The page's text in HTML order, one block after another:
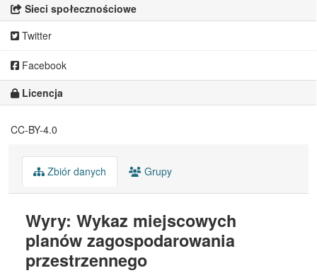
Sieci społecznościowe
Twitter
Facebook
Licencja
CC-BY-4.0
Zbiór danych Grupy
Wyry: Wykaz miejscowych
planów zagospodarowania
przestrzennego